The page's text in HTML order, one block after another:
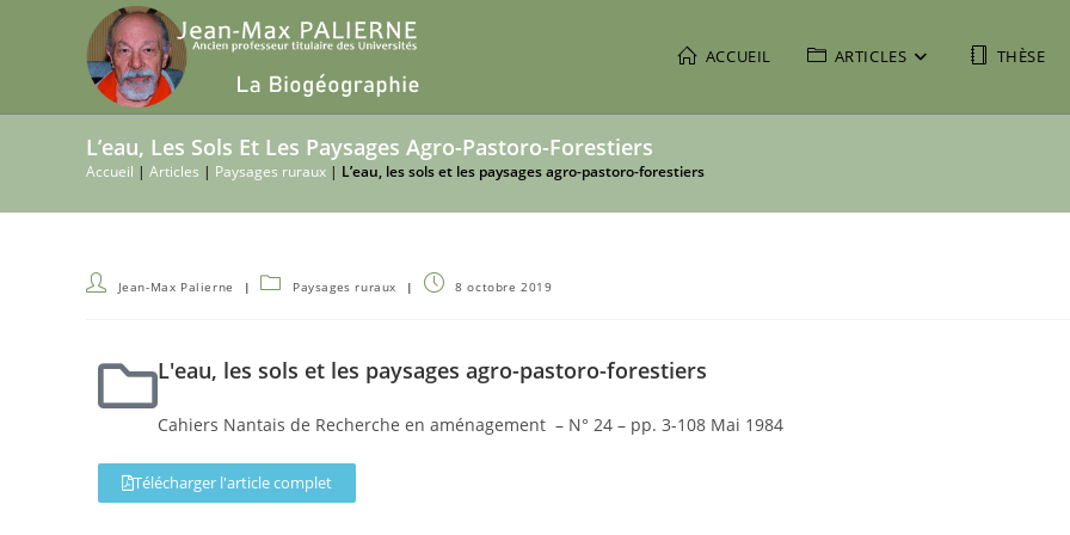
ACCUEIL ARTICLES THÈSE
L’eau, Les Sols Et Les Paysages Agro-Pastoro-Forestiers
Accueil | Articles | Paysages ruraux | L’eau, les sols et les paysages agro-pastoro-forestiers
Jean-Max Palierne Paysages ruraux 8 octobre 2019
L'eau, les sols et les paysages agro-pastoro-forestiers
Cahiers Nantais de Recherche en aménagement – N° 24 – pp. 3-108 Mai 1984
Télécharger l'article complet